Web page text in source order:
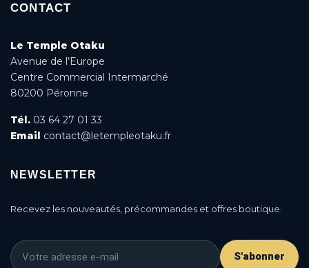
CONTACT
Le Temple Otaku
Avenue de l’Europe
Centre Commercial Intermarché
80200 Péronne
Tél. 03 64 27 01 33
Email contact@letempleotaku.fr
NEWSLETTER
Recevez les nouveautés, précommandes et offres boutique.
S'abonner